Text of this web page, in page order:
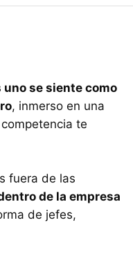
uno se siente como
, inmerso en una
te
fuera de las
de la empresa
de jefes,